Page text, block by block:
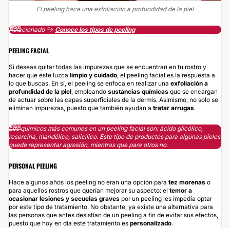
El peeling hace una exfoliación a profundidad de la piel
Relacionado ↪️ Conoce los tipos de peeling
PEELING FACIAL
Si deseas quitar todas las impurezas que se encuentran en tu rostro y
hacer que éste luzca limpio y cuidado, el peeling facial es la respuesta a
lo que buscas. En sí, el peeling se enfoca en realizar una exfoliación a
profundidad de la piel, empleando sustancias químicas que se encargan
de actuar sobre las capas superficiales de la dermis. Asimismo, no solo se
eliminan impurezas, puesto que también ayudan a tratar arrugas.
Los químicos más comunes en un peeling facial son: ácido glicólico,
resorcina, mandélico, salicílico. Este tipo de productos para algunas pieles
puede representar agresión, mientras que para otros no.
PERSONAL PEELING
Hace algunos años los peeling no eran una opción para tez morenas o
para aquellos rostros que querían mejorar su aspecto: el temor a
ocasionar lesiones y secuelas graves por un peeling les impedía optar
por este tipo de tratamiento. No obstante, ya existe una alternativa para
las personas que antes desistían de un peeling a fin de evitar sus efectos,
puesto que hoy en día este tratamiento es personalizado.